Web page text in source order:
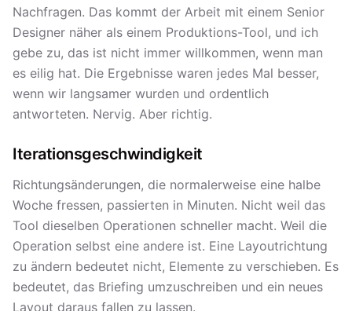
Nachfragen. Das kommt der Arbeit mit einem Senior
Designer näher als einem Produktions-Tool, und ich
gebe zu, das ist nicht immer willkommen, wenn man
es eilig hat. Die Ergebnisse waren jedes Mal besser,
wenn wir langsamer wurden und ordentlich
antworteten. Nervig. Aber richtig.
Iterationsgeschwindigkeit
Richtungsänderungen, die normalerweise eine halbe
Woche fressen, passierten in Minuten. Nicht weil das
Tool dieselben Operationen schneller macht. Weil die
Operation selbst eine andere ist. Eine Layoutrichtung
zu ändern bedeutet nicht, Elemente zu verschieben. Es
bedeutet, das Briefing umzuschreiben und ein neues
Layout daraus fallen zu lassen.